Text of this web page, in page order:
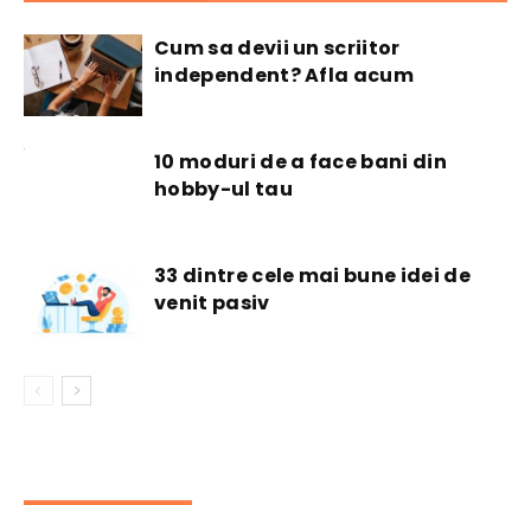
Cum sa devii un scriitor
independent? Afla acum
10 moduri de a face bani din
hobby-ul tau
33 dintre cele mai bune idei de
venit pasiv